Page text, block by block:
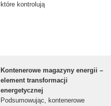
które kontrolują
Kontenerowe magazyny energii –
element transformacji
energetycznej
Podsumowując, kontenerowe